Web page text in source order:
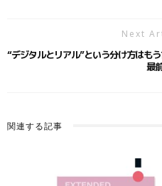
Next
“デジタルとリアル”という分け方はも
最
関連する記事